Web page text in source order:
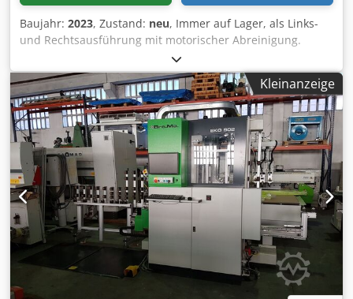
Baujahr: 2023, Zustand: neu, Immer auf Lager, als Links-
und Rechtsausführung mit motorischer Abreinigung.
Riedex DM-200 Motorleistung 4,0 kW Steckerfertig. Csdpfx
Aioku Aibs Rjrf Verpackt auf Palette! Bereit für Versand.
Alternativ auch mit JET-Abreinigung lieferbar. Viele
verschiedene Ausführungen möglich ..... - mit
Zellenradschleuse (wenn gewünscht mit Untergestell) - mit
Brikettierpresse usw.
Kleinanzeige